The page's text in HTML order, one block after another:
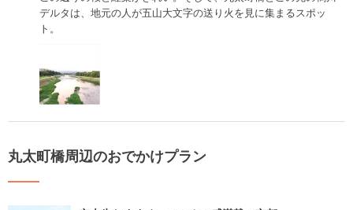
デルタは、地元の人が五山大文字の送り火を見に集まるスポッ
ト。
丸太町橋周辺のおでかけプラン